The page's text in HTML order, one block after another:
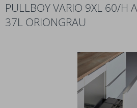
PULLBOY VARIO 9XL 60/H
37L ORIONGRAU